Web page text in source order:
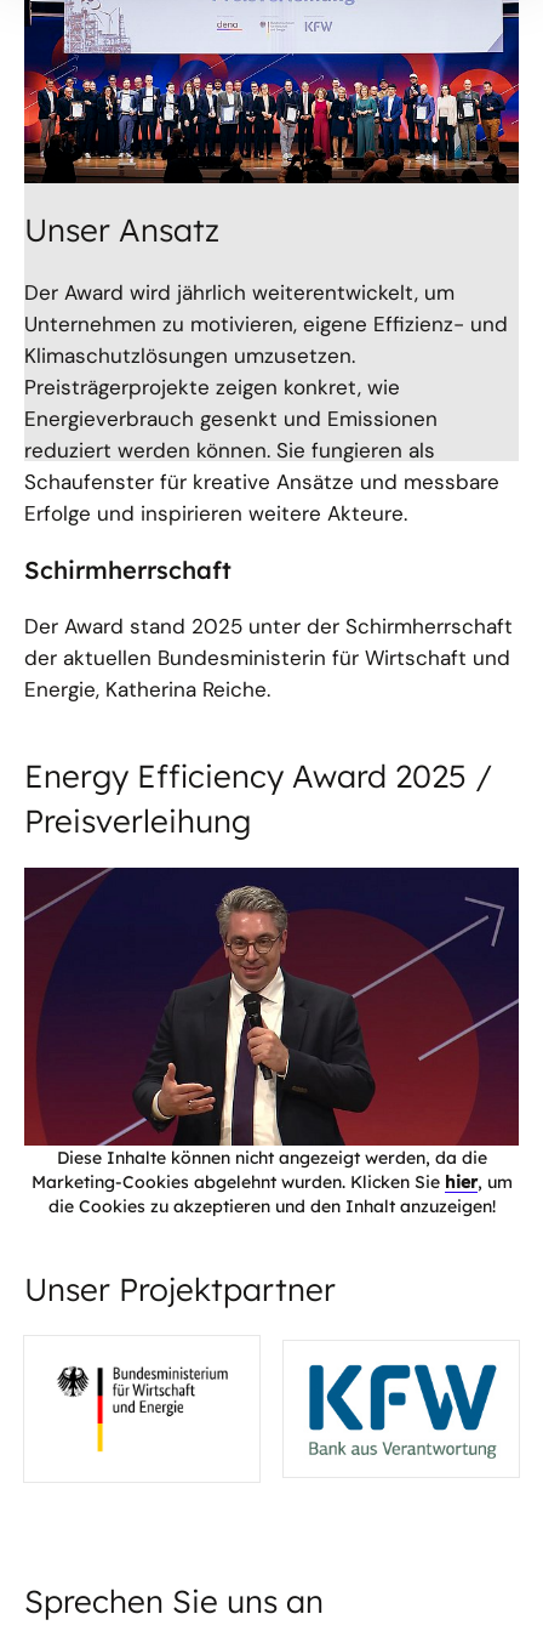
Unser Ansatz
Der Award wird jährlich weiterentwickelt, um
Unternehmen zu motivieren, eigene Effizienz- und
Klimaschutzlösungen umzusetzen.
Preisträgerprojekte zeigen konkret, wie
Energieverbrauch gesenkt und Emissionen
reduziert werden können. Sie fungieren als
Schaufenster für kreative Ansätze und messbare
Erfolge und inspirieren weitere Akteure.
Schirmherrschaft
Der Award stand 2025 unter der Schirmherrschaft
der aktuellen Bundesministerin für Wirtschaft und
Energie, Katherina Reiche.
Energy Efficiency Award 2025 /
Preisverleihung
Diese Inhalte können nicht angezeigt werden, da die
Marketing-Cookies abgelehnt wurden. Klicken Sie hier, um
die Cookies zu akzeptieren und den Inhalt anzuzeigen!
Unser Projektpartner
Sprechen Sie uns an